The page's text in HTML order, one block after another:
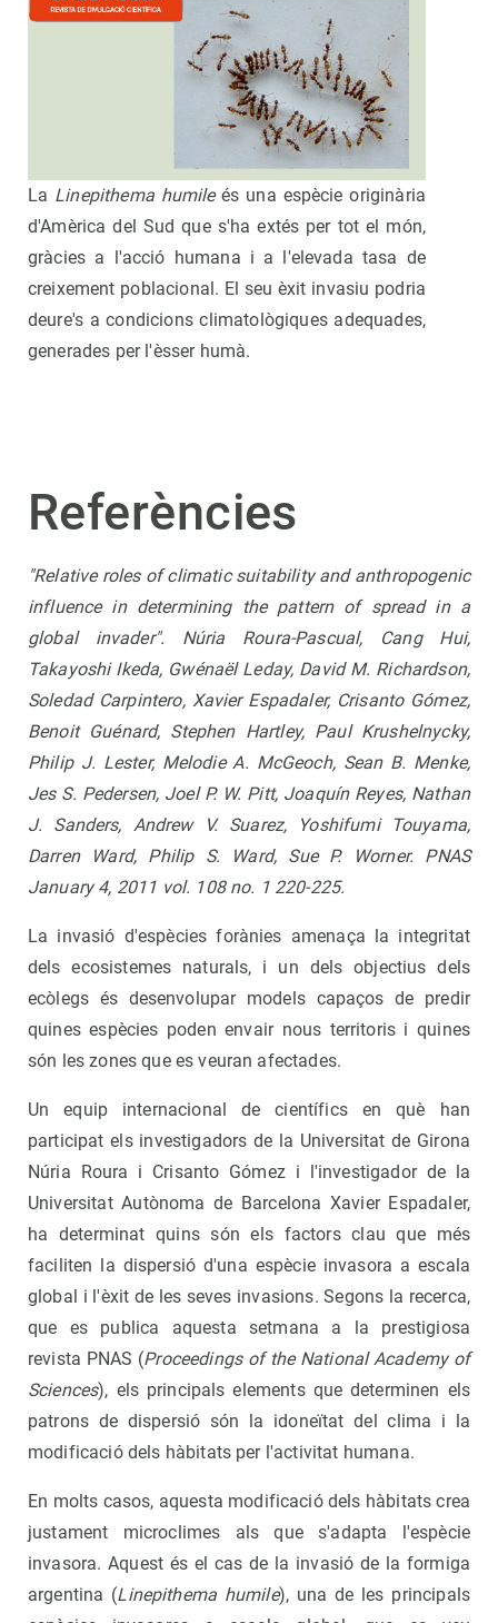
La Linepithema humileés una espècie originària
d'Amèrica del Sud que s'ha extés per tot el món,
gràcies a l'acció humana i a l'elevada tasa de
creixement poblacional. El seu èxit invasiu podria
deure's a condicions climatològiques adequades,
generades per l'èsser humà.
Referències
"Relative roles of climatic suitability and anthropogenic
influence in determining the pattern of spread in a
global invader". Núria Roura-Pascual, Cang Hui,
Takayoshi Ikeda, Gwénaël Leday, David M. Richardson,
Soledad Carpintero, Xavier Espadaler, Crisanto Gómez,
Benoit Guénard, Stephen Hartley, Paul Krushelnycky,
Philip J. Lester, Melodie A. McGeoch, Sean B. Menke,
Jes S. Pedersen, Joel P. W. Pitt, Joaquín Reyes, Nathan
J. Sanders, Andrew V. Suarez, Yoshifumi Touyama,
Darren Ward, Philip S. Ward, Sue P. Worner. PNAS
January 4, 2011 vol. 108 no. 1 220-225.
La invasió d'espècies forànies amenaça la integritat
dels ecosistemes naturals, i un dels objectius dels
ecòlegs és desenvolupar models capaços de predir
quines espècies poden envair nous territoris i quines
són les zones que es veuran afectades.
Un equip internacional de científics en què han
participat els investigadors de la Universitat de Girona
Núria Roura i Crisanto Gómez i l'investigador de la
Universitat Autònoma de Barcelona Xavier Espadaler,
ha determinat quins són els factors clau que més
faciliten la dispersió d'una espècie invasora a escala
global i l'èxit de les seves invasions. Segons la recerca,
que es publica aquesta setmana a la prestigiosa
revista PNAS (Proceedings of the National Academy of
Sciences), els principals elements que determinen els
patrons de dispersió són la idoneïtat del clima i la
modificació dels hàbitats per l'activitat humana.
En molts casos, aquesta modificació dels hàbitats crea
justament microclimes als que s'adapta l'espècie
invasora. Aquest és el cas de la invasió de la formiga
argentina (Linepithema humile), una de les principals